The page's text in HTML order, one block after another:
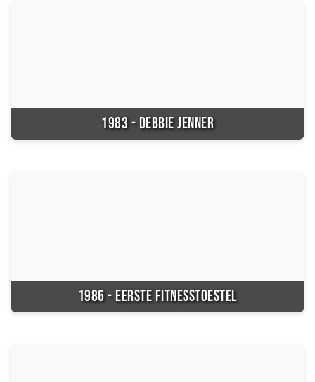
1983 - DEBBIE JENNER
1986 - EERSTE FITNESSTOESTEL